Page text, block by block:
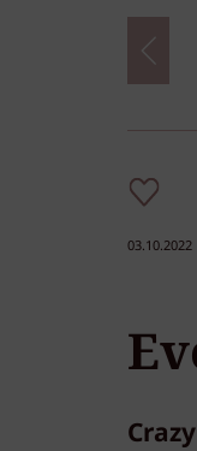
03.10.2022